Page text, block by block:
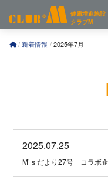
テ
健康増進施設
クラブM
Feature
Training
新着情報 2025年7月
2025.07.25
M’ｓだより27号 コラボ